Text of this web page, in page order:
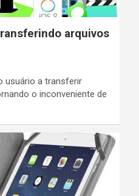
arquivos
usuário a transferir
o inconveniente de